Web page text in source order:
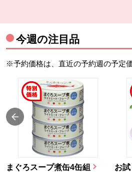
今週の注目品
※予約価格は、直近の予約週の予定
まぐろスープ煮缶4缶組
お